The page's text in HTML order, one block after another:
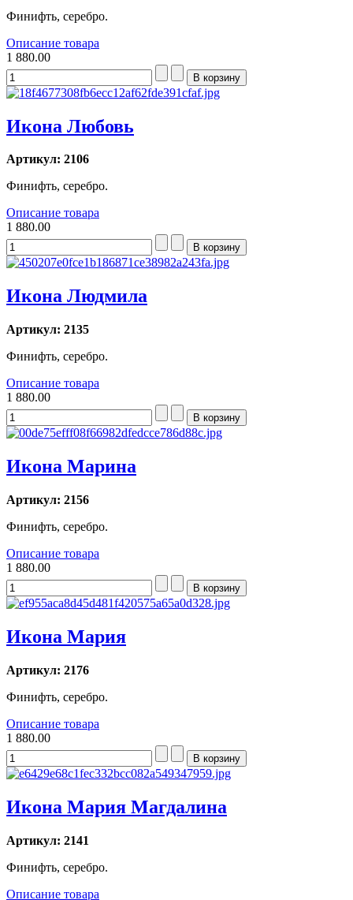
Финифть, серебро.
Описание товара
1 880.00
Икона Любовь
Артикул: 2106
Финифть, серебро.
Описание товара
1 880.00
Икона Людмила
Артикул: 2135
Финифть, серебро.
Описание товара
1 880.00
Икона Марина
Артикул: 2156
Финифть, серебро.
Описание товара
1 880.00
Икона Мария
Артикул: 2176
Финифть, серебро.
Описание товара
1 880.00
Икона Мария Магдалина
Артикул: 2141
Финифть, серебро.
Описание товара